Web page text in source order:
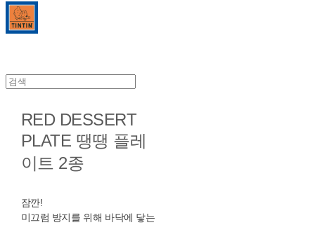
RED DESSERT
PLATE 땡땡 플레
이트 2종
잠깐!
미끄럼 방지를 위해 바닥에 닿는